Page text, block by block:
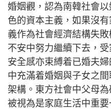
婚姻觀，認為南韓社會
色的資本主義，如果沒
義作為社會經濟結構失
不安中努力繼續下去，
安全感亦束縛着已婚夫
中充滿着婚姻與子女之
架構。東方社會中父母
被視為是家庭生活中重